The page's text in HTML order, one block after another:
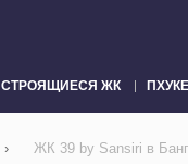
СТРОЯЩИЕСЯ ЖК
› ЖК 39 by Sansiri в